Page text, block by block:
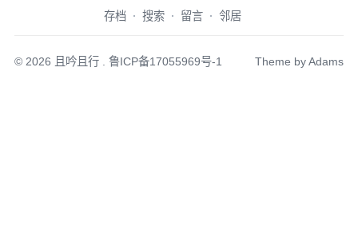
存档 搜索 留言 邻居
© 2026 且吟且行 . 鲁ICP备17055969号-1 Theme byAdams